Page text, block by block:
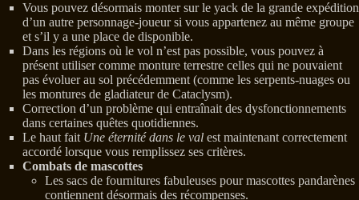
Vous pouvez désormais monter sur le yack de la grande expédition
d’un autre personnage-joueur si vous appartenez au même groupe
et s’il y a une place de disponible.
Dans les régions où le vol n’est pas possible, vous pouvez à
présent utiliser comme monture terrestre celles qui ne pouvaient
pas évoluer au sol précédemment (comme les serpents-nuages ou
les montures de gladiateur de Cataclysm).
Correction d’un problème qui entraînait des dysfonctionnements
dans certaines quêtes quotidiennes.
Le haut fait Une éternité dans le val est maintenant correctement
accordé lorsque vous remplissez ses critères.
Combats de mascottes
Les sacs de fournitures fabuleuses pour mascottes pandarènes
contiennent désormais des récompenses.